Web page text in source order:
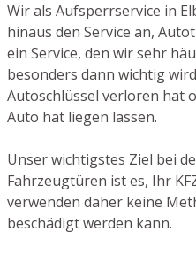
Wir als Aufsperrservice in
hinaus den Service an,
ein Service, den wir sehr
besonders dann wichtig
Autoschlüssel verloren hat
Auto hat liegen lassen.
Unser wichtigstes Ziel bei
Fahrzeugtüren ist es, Ihr
verwenden daher keine
beschädigt werden kann.